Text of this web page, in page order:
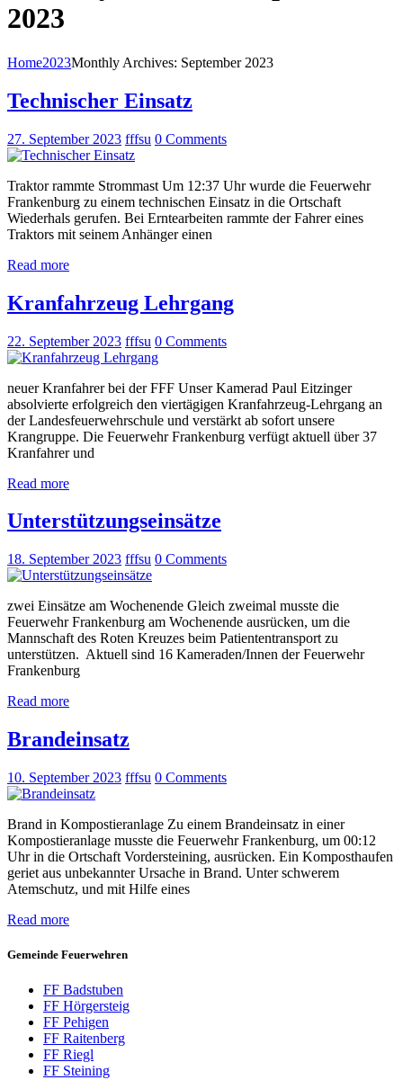
2023
Home2023Monthly Archives: September 2023
Technischer Einsatz
27. September 2023 fffsu 0 Comments
Traktor rammte Strommast Um 12:37 Uhr wurde die Feuerwehr
Frankenburg zu einem technischen Einsatz in die Ortschaft
Wiederhals gerufen. Bei Erntearbeiten rammte der Fahrer eines
Traktors mit seinem Anhänger einen
Read more
Kranfahrzeug Lehrgang
22. September 2023 fffsu 0 Comments
neuer Kranfahrer bei der FFF Unser Kamerad Paul Eitzinger
absolvierte erfolgreich den viertägigen Kranfahrzeug-Lehrgang an
der Landesfeuerwehrschule und verstärkt ab sofort unsere
Krangruppe. Die Feuerwehr Frankenburg verfügt aktuell über 37
Kranfahrer und
Read more
Unterstützungseinsätze
18. September 2023 fffsu 0 Comments
zwei Einsätze am Wochenende Gleich zweimal musste die
Feuerwehr Frankenburg am Wochenende ausrücken, um die
Mannschaft des Roten Kreuzes beim Patiententransport zu
unterstützen. Aktuell sind 16 Kameraden/Innen der Feuerwehr
Frankenburg
Read more
Brandeinsatz
10. September 2023 fffsu 0 Comments
Brand in Kompostieranlage Zu einem Brandeinsatz in einer
Kompostieranlage musste die Feuerwehr Frankenburg, um 00:12
Uhr in die Ortschaft Vordersteining, ausrücken. Ein Komposthaufen
geriet aus unbekannter Ursache in Brand. Unter schwerem
Atemschutz, und mit Hilfe eines
Read more
Gemeinde Feuerwehren
FF Badstuben
FF Hörgersteig
FF Pehigen
FF Raitenberg
FF Riegl
FF Steining